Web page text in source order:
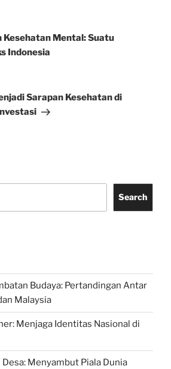
Kesehatan Mental: Suatu
Indonesia
Sarapan Kesehatan di
Search
Budaya: Pertandingan Antar
Malaysia
Menjaga Identitas Nasional di
Menyambut Piala Dunia